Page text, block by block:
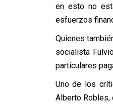
en esto no
esfuerzos
Quienes
socialista
particulares
Uno de los
Alberto Robles,